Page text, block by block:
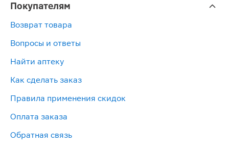
Покупателям
Возврат товара
Вопросы и ответы
Найти аптеку
Как сделать заказ
Правила применения скидок
Оплата заказа
Обратная связь